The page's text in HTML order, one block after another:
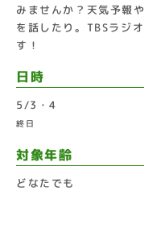
みませんか？天気予報
を話したり。TBSラジ
す！
日時
5/3・4
終日
対象年齢
どなたでも